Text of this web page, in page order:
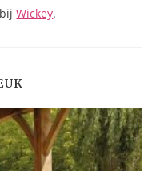
bijWickey.